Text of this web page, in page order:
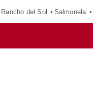
Rancho del Sol Salmonela